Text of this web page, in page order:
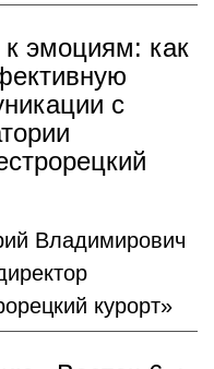
к эмоциям: как
с
Владимирович
курорт»